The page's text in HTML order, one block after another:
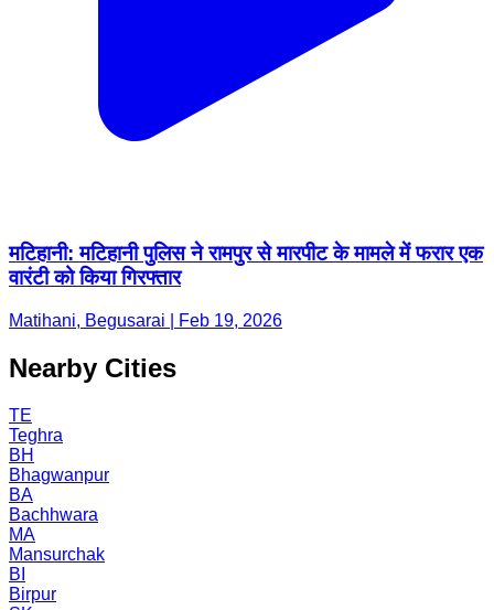
मटिहानी: मटिहानी पुलिस ने रामपुर से मारपीट के मामले में फरार एक
वारंटी को किया गिरफ्तार
Matihani, Begusarai | Feb 19, 2026
Nearby Cities
TE
Teghra
BH
Bhagwanpur
BA
Bachhwara
MA
Mansurchak
BI
Birpur